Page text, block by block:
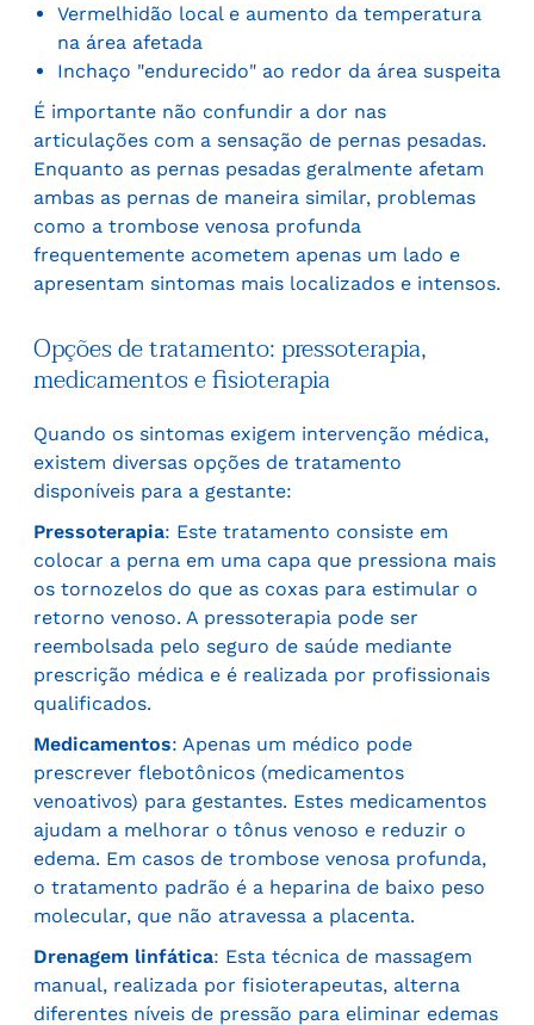
Vermelhidão local e aumento da temperatura
na área afetada
Inchaço "endurecido" ao redor da área suspeita
É importante não confundir a dor nas
articulações com a sensação de pernas pesadas.
Enquanto as pernas pesadas geralmente afetam
ambas as pernas de maneira similar, problemas
como a trombose venosa profunda
frequentemente acometem apenas um lado e
apresentam sintomas mais localizados e intensos.
Opções de tratamento: pressoterapia,
medicamentos e fisioterapia
Quando os sintomas exigem intervenção médica,
existem diversas opções de tratamento
disponíveis para a gestante:
Pressoterapia: Este tratamento consiste em
colocar a perna em uma capa que pressiona mais
os tornozelos do que as coxas para estimular o
retorno venoso. A pressoterapia pode ser
reembolsada pelo seguro de saúde mediante
prescrição médica e é realizada por profissionais
qualificados.
Medicamentos: Apenas um médico pode
prescrever flebotônicos (medicamentos
venoativos) para gestantes. Estes medicamentos
ajudam a melhorar o tônus venoso e reduzir o
edema. Em casos de trombose venosa profunda,
o tratamento padrão é a heparina de baixo peso
molecular, que não atravessa a placenta.
Drenagem linfática: Esta técnica de massagem
manual, realizada por fisioterapeutas, alterna
diferentes níveis de pressão para eliminar edemas